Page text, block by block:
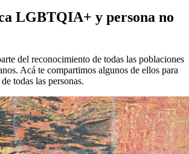
LGBTQIA+ y persona no
del reconocimiento de todas las poblaciones
Acá te compartimos algunos de ellos para
todas las personas.